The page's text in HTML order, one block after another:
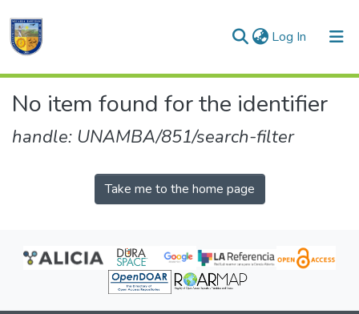
Log In (current)
Communities & Collections
No item found for the identifier
handle: UNAMBA/851/search-filter
Take me to the home page